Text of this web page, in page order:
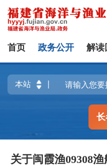
首页 政务公开 解读
关于闽霞渔09308